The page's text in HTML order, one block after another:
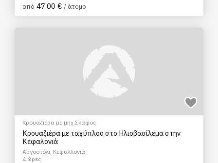
από 47.00 € / άτομο
Κρουαζιέρα με μηχ.Σκάφος
Κρουαζιέρα με ταχύπλοο στο Ηλιοβασίλεμα στην
Κεφαλονιά
Αργοστόλι, Κεφαλλονιά
4 ώρες